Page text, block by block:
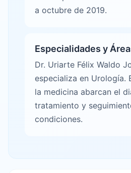
a octubre de 2019.
Especialidades y
Dr. Uriarte Félix Waldo
especializa en Urología.
la medicina abarcan el
tratamiento y
condiciones.